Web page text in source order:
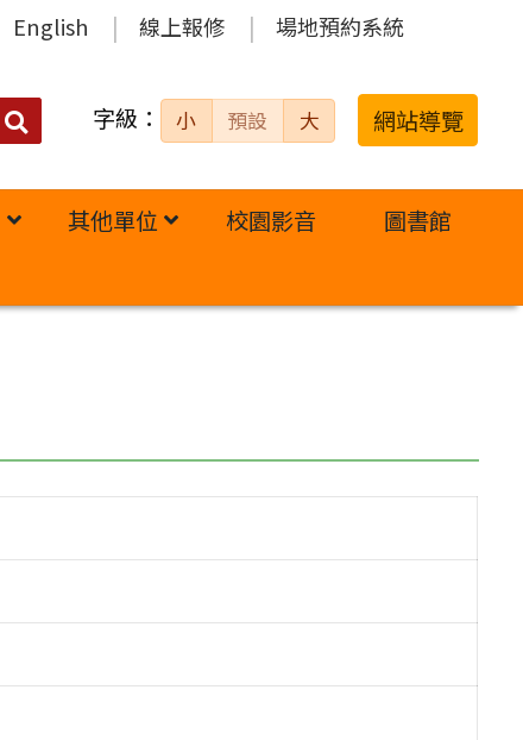
English 線上報修 場地預約系統
搜
字級： 小 預設 大 網站導覽
其他單位 校園影音
圖書館